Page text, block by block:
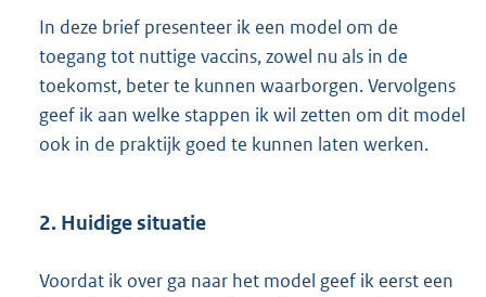
In deze brief presenteer ik een model om de
toegang tot nuttige vaccins, zowel nu als in de
toekomst, beter te kunnen waarborgen. Vervolgens
geef ik aan welke stappen ik wil zetten om dit model
ook in de praktijk goed te kunnen laten werken.
2. Huidige situatie
Voordat ik over ga naar het model geef ik eerst een